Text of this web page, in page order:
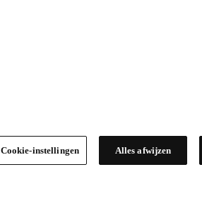
Cookie-instellingen Alles afwijzen